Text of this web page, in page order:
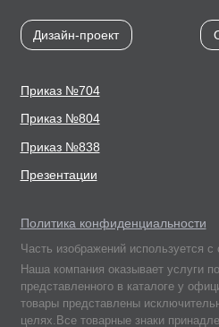
Дизайн-проект
Приказ №704
Приказ №804
Приказ №838
Презентации
Политика конфиденциальности
Часть изображений используется с
Наша компания оказывает услуги
представленного в каталоге у
товары представлены
целях.Все товарные знаки